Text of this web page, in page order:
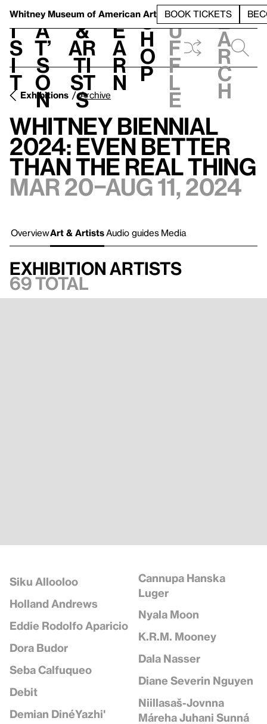
Whitney Museum of American Art BOOK TICKETS
V
i
s
i
t
h
a
t’
s
o
n
t
&
Ar
ti
st
s
L
e
a
r
n
S
h
o
p
h
u
f
f
l
e
e
a
r
c
h
Exhibitions Archive
Whitney Biennial
2024: Even Better
Than the Real Thing
Mar 20–Aug 11, 2024
OverviewArt & Artists Audio guides Media
Exhibition artists
69 total
Siku Allooloo
Holland Andrews
Eddie Rodolfo Aparicio
Dora Budor
Seba Calfuqueo
Debit
Demian DinéYazhi'
Cannupa Hanska
Luger
Nyala Moon
K.R.M. Mooney
Dala Nasser
Diane Severin Nguyen
Niillasaš-Jovnna
Máreha Juhani Sunná